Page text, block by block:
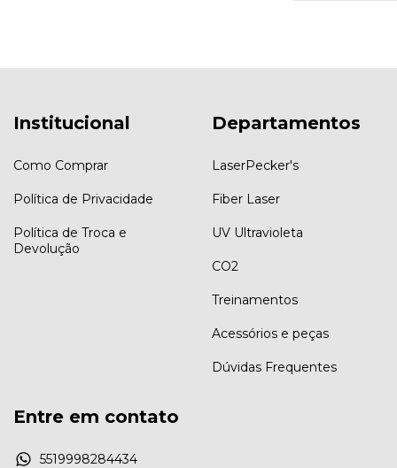
Institucional
Como Comprar
Política de Privacidade
Política de Troca e
Devolução
Departamentos
LaserPecker's
Fiber Laser
UV Ultravioleta
CO2
Treinamentos
Acessórios e peças
Dúvidas Frequentes
Entre em contato
5519998284434